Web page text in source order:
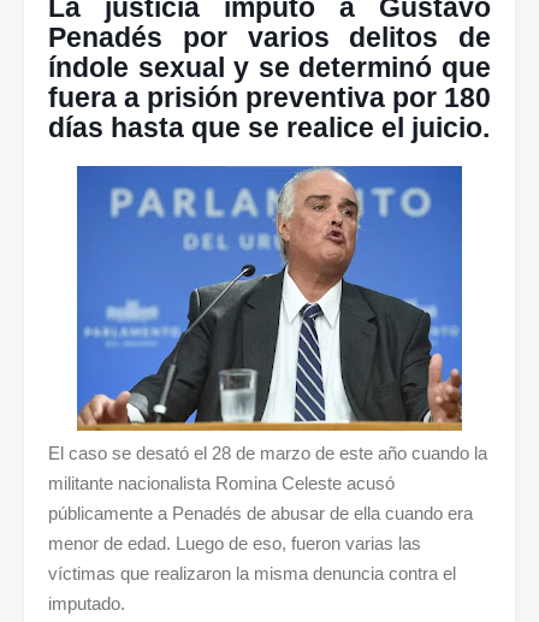
La justicia imputó a Gustavo
Penadés por varios delitos de
índole sexual y se determinó que
fuera a prisión preventiva por 180
días hasta que se realice el juicio.
El caso se desató el 28 de marzo de este año cuando la
militante nacionalista Romina Celeste acusó
públicamente a Penadés de abusar de ella cuando era
menor de edad. Luego de eso, fueron varias las
víctimas que realizaron la misma denuncia contra el
imputado.